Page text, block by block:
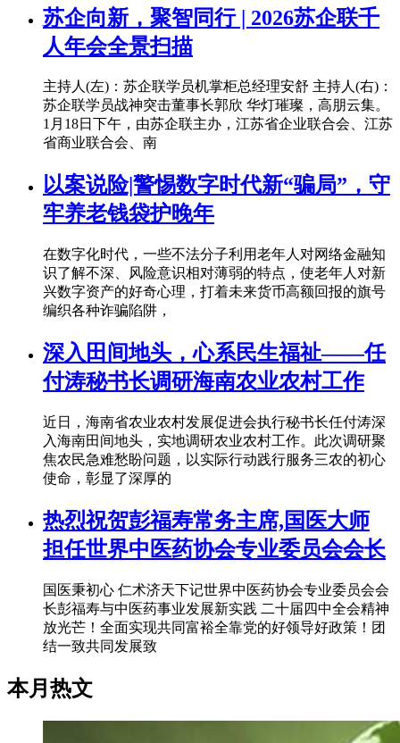
苏企向新，聚智同行 | 2026苏企联千
人年会全景扫描
主持人(左)：苏企联学员机掌柜总经理安舒 主持人(右)：
苏企联学员战神突击董事长郭欣 华灯璀璨，高朋云集。
1月18日下午，由苏企联主办，江苏省企业联合会、江苏
省商业联合会、南
以案说险|警惕数字时代新“骗局”，守
牢养老钱袋护晚年
在数字化时代，一些不法分子利用老年人对网络金融知
识了解不深、风险意识相对薄弱的特点，使老年人对新
兴数字资产的好奇心理，打着未来货币高额回报的旗号
编织各种诈骗陷阱，
深入田间地头，心系民生福祉——任
付涛秘书长调研海南农业农村工作
近日，海南省农业农村发展促进会执行秘书长任付涛深
入海南田间地头，实地调研农业农村工作。此次调研聚
焦农民急难愁盼问题，以实际行动践行服务三农的初心
使命，彰显了深厚的
热烈祝贺彭福寿常务主席,国医大师
担任世界中医药协会专业委员会会长
国医秉初心 仁术济天下记世界中医药协会专业委员会会
长彭福寿与中医药事业发展新实践 二十届四中全会精神
放光芒！全面实现共同富裕全靠党的好领导好政策！团
结一致共同发展致
本月热文